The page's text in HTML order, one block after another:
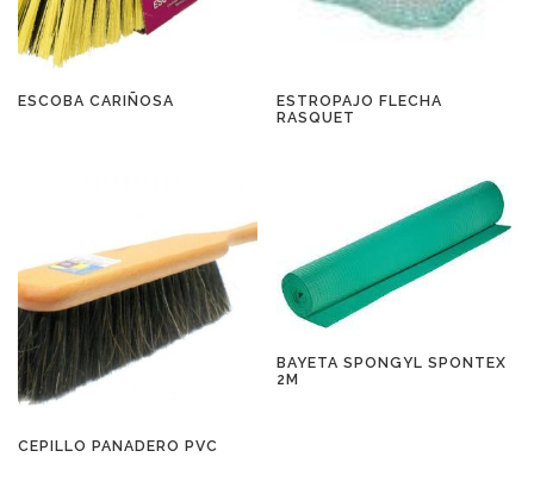
ESCOBA CARIÑOSA
ESTROPAJO FLECHA
RASQUET
CEPILLO PANADERO PVC
BAYETA SPONGYL SPONTEX
2M